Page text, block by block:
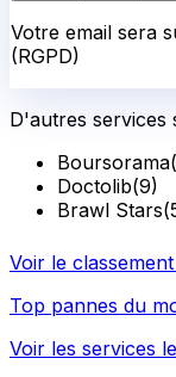
Votre email sera
(RGPD)
D'autres services
Boursorama(
Doctolib(9)
Brawl Stars(
Voir le
Top pannes du
Voir les services